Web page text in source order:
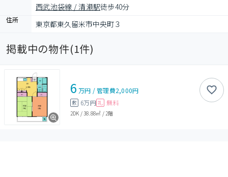
西武池袋線 / 清瀬駅徒歩40分
住所 東京都東久留米市中央町３
掲載中の物件(1件)
6 万円 /管理費2,000円
敷 6万円 礼 無料
2DK /38.88㎡ / 2階